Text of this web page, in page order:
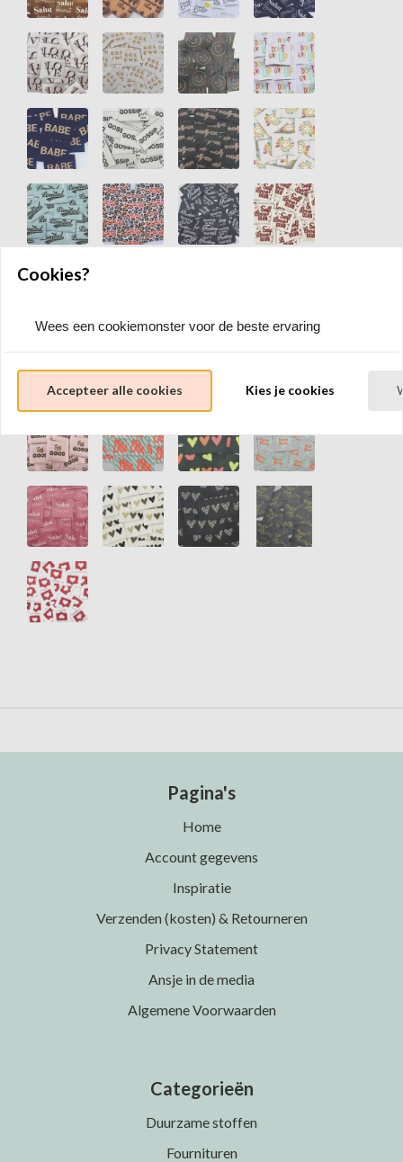
Pagina's
Home
Account gegevens
Inspiratie
Verzenden (kosten) & Retourneren
Privacy Statement
Ansje in de media
Algemene Voorwaarden
Categorieën
Duurzame stoffen
Fournituren
Cookies?
Wees een cookiemonster voor de beste ervaring
Accepteer alle cookies Kies je cookies